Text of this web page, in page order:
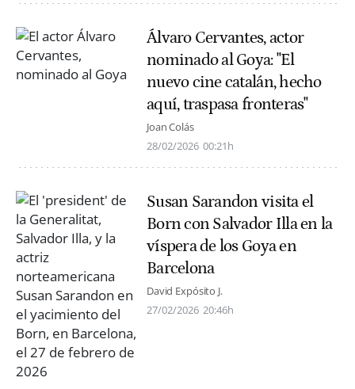
Álvaro Cervantes, actor
nominado al Goya: "El
nuevo cine catalán, hecho
aquí, traspasa fronteras"
Joan Colás
28/02/2026 00:21h
Susan Sarandon visita el
Born con Salvador Illa en la
víspera de los Goya en
Barcelona
David Expósito J.
27/02/2026 20:46h